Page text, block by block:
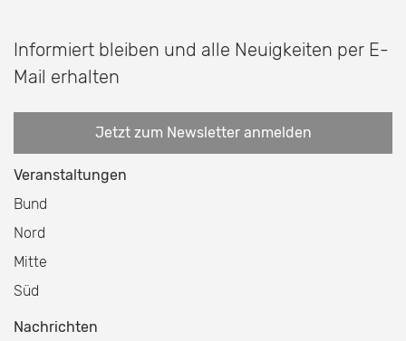
Informiert bleiben und alle Neuigkeiten per E-
Mail erhalten
Jetzt zum Newsletter anmelden
Veranstaltungen
Bund
Nord
Mitte
Süd
Nachrichten